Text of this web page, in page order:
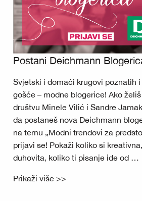
Postani Deichmann
Svjetski i domaći krugovi poznatih
gošće – modne blogerice! Ako
društvu Minele Vilić i Sandre
da postaneš nova Deichmann
na temu „Modni trendovi za
prijavi se! Pokaži koliko si
duhovita, koliko ti pisanje ide od …
Prikaži više >>